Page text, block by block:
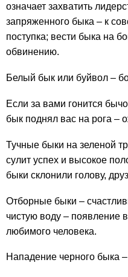
означает захватить
запряженного быка – к
поступка; вести быка на
обвинению.
Белый бык или буйвол –
Если за вами гонится
бык поднял вас на рога –
Тучные быки на зеленой
сулит успех и высокое
быки склонили голову,
Отборные быки –
чистую воду – появление
любимого человека.
Нападение черного быка –